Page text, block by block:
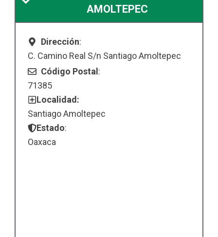
AMOLTEPEC
Dirección:
C. Camino Real S/n Santiago Amoltepec
Código Postal :
71385
Localidad:
Santiago Amoltepec
Estado:
Oaxaca